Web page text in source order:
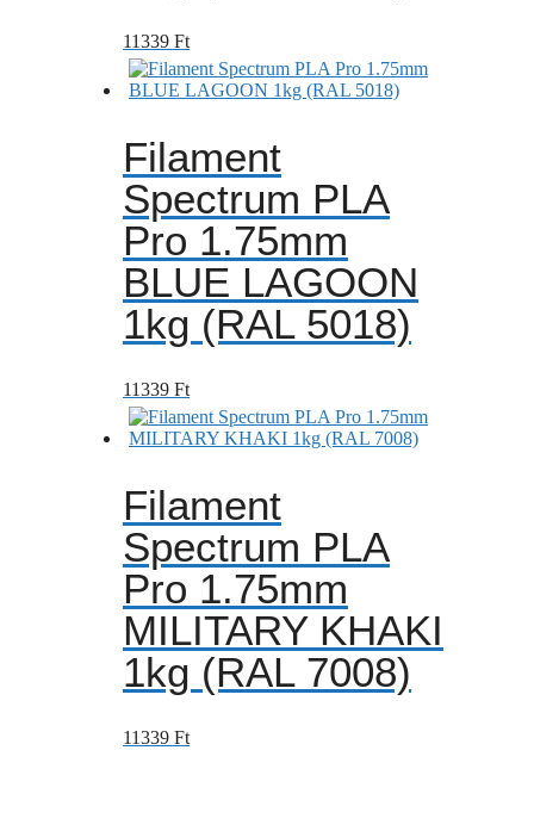
11339 Ft
Filament
Spectrum PLA
Pro 1.75mm
BLUE LAGOON
1kg (RAL 5018)
11339 Ft
Filament
Spectrum PLA
Pro 1.75mm
MILITARY KHAKI
1kg (RAL 7008)
11339 Ft